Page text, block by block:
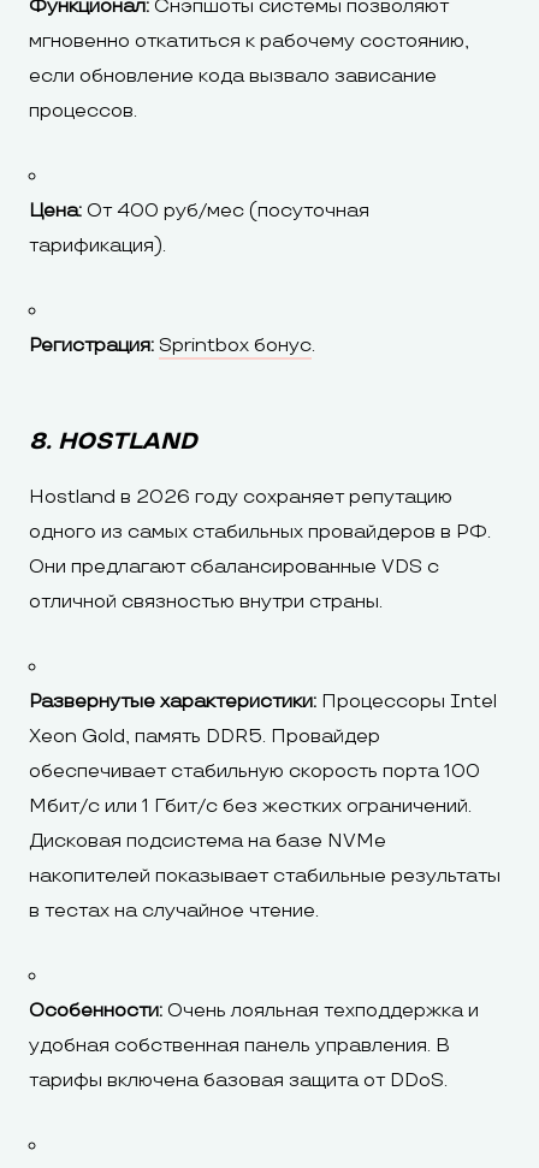
Функционал: Снэпшоты системы позволяют
мгновенно откатиться к рабочему состоянию,
если обновление кода вызвало зависание
процессов.
Цена: От 400 руб/мес (посуточная
тарификация).
Регистрация: Sprintbox бонус.
8. HOSTLAND
Hostland в 2026 году сохраняет репутацию
одного из самых стабильных провайдеров в РФ.
Они предлагают сбалансированные VDS с
отличной связностью внутри страны.
Развернутые характеристики: Процессоры Intel
Xeon Gold, память DDR5. Провайдер
обеспечивает стабильную скорость порта 100
Мбит/с или 1 Гбит/с без жестких ограничений.
Дисковая подсистема на базе NVMe
накопителей показывает стабильные результаты
в тестах на случайное чтение.
Особенности: Очень лояльная техподдержка и
удобная собственная панель управления. В
тарифы включена базовая защита от DDoS.